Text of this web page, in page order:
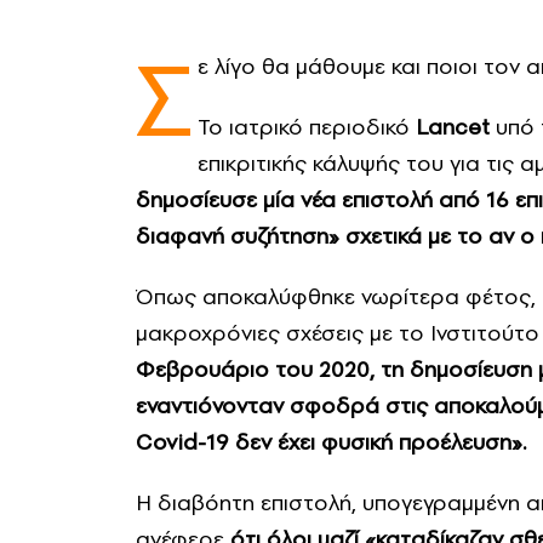
Σ ε λίγο θα μάθουμε και ποιοι
Το ιατρικό περιοδικό Lancet υπό
επικριτικής κάλυψής του για
δημοσίευσε μία νέα επιστολή από 16
διαφανή συζήτηση» σχετικά με το αν
Όπως αποκαλύφθηκε νωρίτερα
μακροχρόνιες σχέσεις με το
Φεβρουάριο του 2020, τη δημοσίευση
εναντιόνονταν σφοδρά στις
Covid-19 δεν έχει φυσική προέλευση».
Η διαβόητη επιστολή, υπογεγραμμένη